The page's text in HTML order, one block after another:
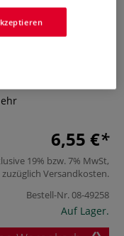
6,55 €
19% bzw. 7% MwSt,
zuzüglich Versandkosten.
Bestell-Nr.08-49258
Auf Lager.